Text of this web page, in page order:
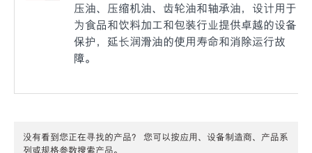
压油、压缩机油、齿轮油和轴承油，设计用于
为食品和饮料加工和包装行业提供卓越的设备
保护，延长润滑油的使用寿命和消除运行故
障。
没有看到您正在寻找的产品？ 您可以按应用、设备制造商、产品系
列或规格参数搜索产品。